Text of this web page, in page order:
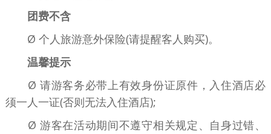
团费不含
Ø 个人旅游意外保险(请提醒客人购买)。
温馨提示
Ø 请游客务必带上有效身份证原件，入住酒店必
须一人一证(否则无法入住酒店);
Ø 游客在活动期间不遵守相关规定、自身过错、